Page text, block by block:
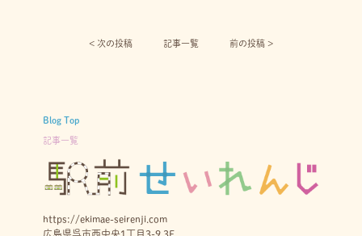
< 次の投稿︎ 記事一覧 前の投稿 >
Blog Top
記事一覧
https://ekimae-seirenji.com
広島県呉市西中央1丁目3-9 3F